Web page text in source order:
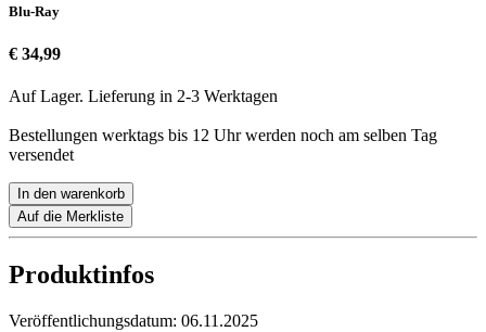
Blu-Ray
€ 34,99
Auf Lager. Lieferung in 2-3 Werktagen
Bestellungen werktags bis 12 Uhr werden noch am selben Tag
versendet
In den warenkorb
Auf die Merkliste
Produktinfos
Veröffentlichungsdatum: 06.11.2025